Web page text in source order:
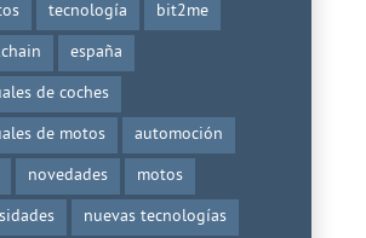
tecnología
bit2me
españa
de coches
de motos
automoción
novedades
motos
nuevas tecnologías